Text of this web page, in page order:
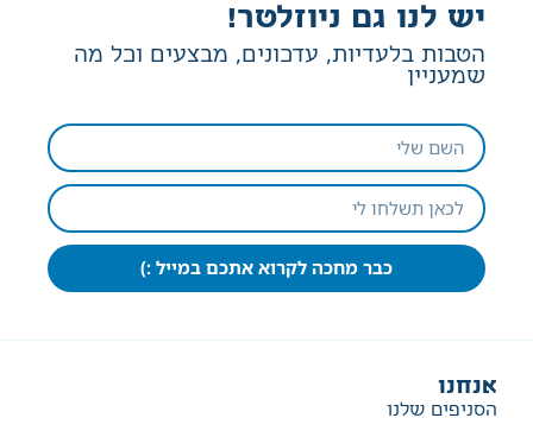
יש לנו גם ניוזלטר!
הטבות בלעדיות, עדכונים, מבצעים וכל מה
שמעניין
כבר מחכה לקרוא אתכם במייל :)
אנחנו
הסניפים שלנו